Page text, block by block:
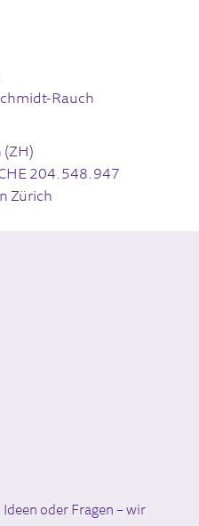
Rauch
(ZH)
­204.548.947
Zürich
oder Fragen – wir